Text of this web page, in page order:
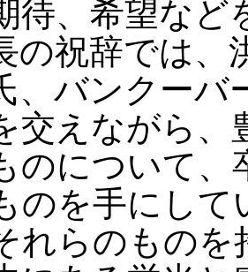
待、希望な
祝辞では、
、バンクーバ
交えながら、
のについて、
のを手にし
れらのもの